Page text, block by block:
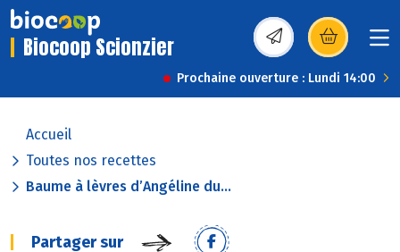
Biocoop Scionzier (s’ouvre dans une
Prochaine ouverture : Lundi 14:00
Accueil
Toutes nos recettes
Baume à lèvres d’Angéline du...
Partager sur